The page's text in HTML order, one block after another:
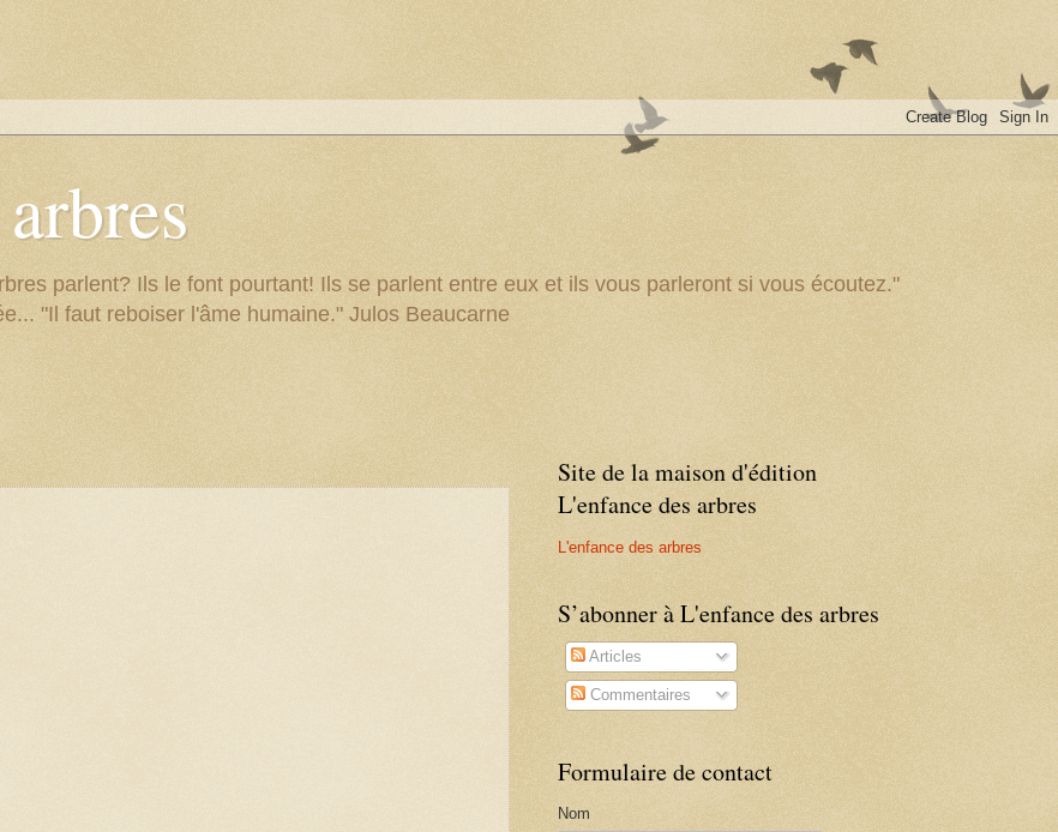
parlent? Ils le font pourtant! Ils se parlent entre eux et ils vous parleront si vous écoutez."
"Il faut reboiser l'âme humaine." Julos Beaucarne
Site de la maison d'édition
L'enfance des arbres
L'enfance des arbres
S’abonner à L'enfance des arbres
Articles
Commentaires
Formulaire de contact
Nom